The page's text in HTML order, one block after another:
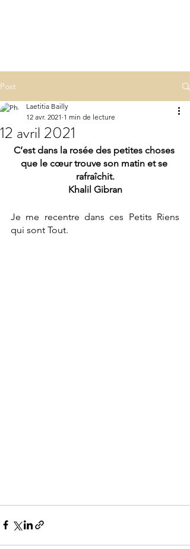
Post
12 avril 2021
Laetitia Bailly
12 avr. 2021 1 min de lecture
C’est dans la rosée des petites choses
que le cœur trouve son matin et se
rafraîchit.
Khalil Gibran
Je me recentre dans ces Petits Riens
qui sont Tout.